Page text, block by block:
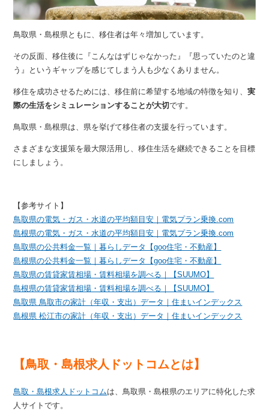
鳥取県・島根県ともに、移住者は年々増加しています。
その反面、移住後に『こんなはずじゃなかった』『思っていたのと違
う』というギャップを感じてしまう人も少なくありません。
移住を成功させるためには、移住前に希望する地域の特徴を知り、実
際の生活をシミュレーションすることが大切です。
鳥取県・島根県は、県を挙げて移住者の支援を行っています。
さまざまな支援策を最大限活用し、移住生活を継続できることを目標
にしましょう。
【参考サイト】
鳥取県の電気・ガス・水道の平均額目安｜電気プラン乗換.com
島根県の電気・ガス・水道の平均額目安｜電気プラン乗換.com
鳥取県の公共料金一覧｜暮らしデータ【goo住宅・不動産】
島根県の公共料金一覧｜暮らしデータ【goo住宅・不動産】
鳥取県の賃貸家賃相場・賃料相場を調べる｜【SUUMO】
島根県の賃貸家賃相場・賃料相場を調べる｜【SUUMO】
鳥取県 鳥取市の家計（年収・支出）データ｜住まいインデックス
島根県 松江市の家計（年収・支出）データ｜住まいインデックス
【鳥取・島根求人ドットコムとは】
鳥取・島根求人ドットコムは、鳥取県・島根県のエリアに特化した求
人サイトです。